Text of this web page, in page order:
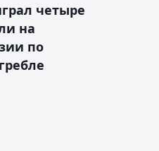
четыре
на
по